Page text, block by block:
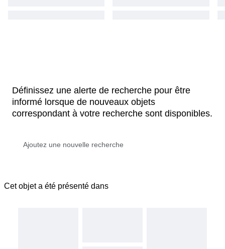
Définissez une alerte de recherche pour être
informé lorsque de nouveaux objets
correspondant à votre recherche sont disponibles.
Cet objet a été présenté dans